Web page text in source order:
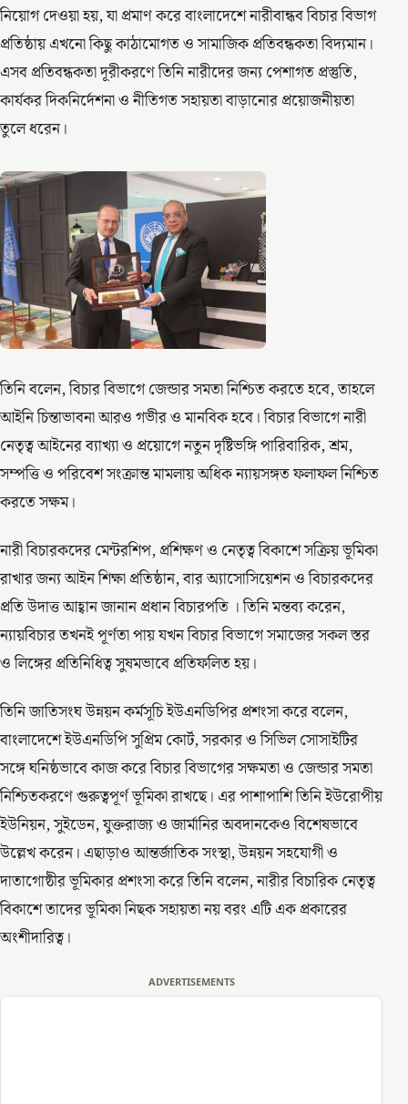
নিয়োগ দেওয়া হয়, যা প্রমাণ করে বাংলাদেশে নারীবান্ধব বিচার বিভাগ
প্রতিষ্ঠায় এখনো কিছু কাঠামোগত ও সামাজিক প্রতিবন্ধকতা বিদ্যমান।
এসব প্রতিবন্ধকতা দূরীকরণে তিনি নারীদের জন্য পেশাগত প্রস্তুতি,
কার্যকর দিকনির্দেশনা ও নীতিগত সহায়তা বাড়ানোর প্রয়োজনীয়তা
তুলে ধরেন।
তিনি বলেন, বিচার বিভাগে জেন্ডার সমতা নিশ্চিত করতে হবে, তাহলে
আইনি চিন্তাভাবনা আরও গভীর ও মানবিক হবে। বিচার বিভাগে নারী
নেতৃত্ব আইনের ব্যাখ্যা ও প্রয়োগে নতুন দৃষ্টিভঙ্গি পারিবারিক, শ্রম,
সম্পত্তি ও পরিবেশ সংক্রান্ত মামলায় অধিক ন্যায়সঙ্গত ফলাফল নিশ্চিত
করতে সক্ষম।
নারী বিচারকদের মেন্টরশিপ, প্রশিক্ষণ ও নেতৃত্ব বিকাশে সক্রিয় ভূমিকা
রাখার জন্য আইন শিক্ষা প্রতিষ্ঠান, বার অ্যাসোসিয়েশন ও বিচারকদের
প্রতি উদাত্ত আহ্বান জানান প্রধান বিচারপতি । তিনি মন্তব্য করেন,
ন্যায়বিচার তখনই পূর্ণতা পায় যখন বিচার বিভাগে সমাজের সকল স্তর
ও লিঙ্গের প্রতিনিধিত্ব সুষমভাবে প্রতিফলিত হয়।
তিনি জাতিসংঘ উন্নয়ন কর্মসূচি ইউএনডিপির প্রশংসা করে বলেন,
বাংলাদেশে ইউএনডিপি সুপ্রিম কোর্ট, সরকার ও সিভিল সোসাইটির
সঙ্গে ঘনিষ্ঠভাবে কাজ করে বিচার বিভাগের সক্ষমতা ও জেন্ডার সমতা
নিশ্চিতকরণে গুরুত্বপূর্ণ ভূমিকা রাখছে। এর পাশাপাশি তিনি ইউরোপীয়
ইউনিয়ন, সুইডেন, যুক্তরাজ্য ও জার্মানির অবদানকেও বিশেষভাবে
উল্লেখ করেন। এছাড়াও আন্তর্জাতিক সংস্থা, উন্নয়ন সহযোগী ও
দাতাগোষ্ঠীর ভূমিকার প্রশংসা করে তিনি বলেন, নারীর বিচারিক নেতৃত্ব
বিকাশে তাদের ভূমিকা নিছক সহায়তা নয় বরং এটি এক প্রকারের
অংশীদারিত্ব।
ADVERTISEMENTS